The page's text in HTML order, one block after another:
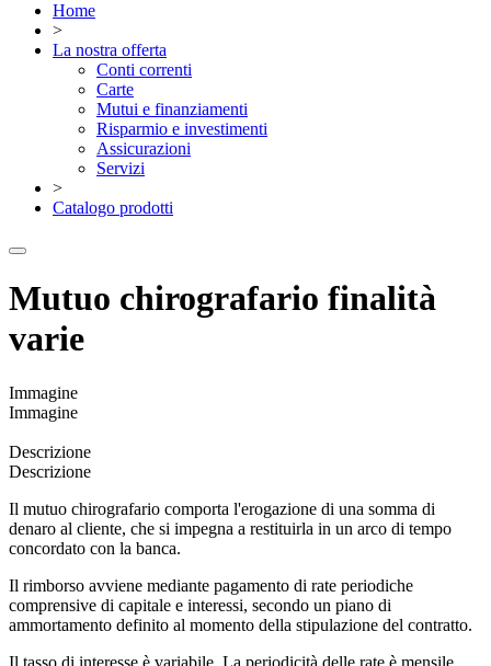
Home
>
La nostra offerta
Conti correnti
Carte
Mutui e finanziamenti
Risparmio e investimenti
Assicurazioni
Servizi
>
Catalogo prodotti
Mutuo chirografario finalità
varie
Immagine
Immagine
Descrizione
Descrizione
Il mutuo chirografario comporta l'erogazione di una somma di
denaro al cliente, che si impegna a restituirla in un arco di tempo
concordato con la banca.
Il rimborso avviene mediante pagamento di rate periodiche
comprensive di capitale e interessi, secondo un piano di
ammortamento definito al momento della stipulazione del contratto.
Il tasso di interesse è variabile. La periodicità delle rate è mensile.